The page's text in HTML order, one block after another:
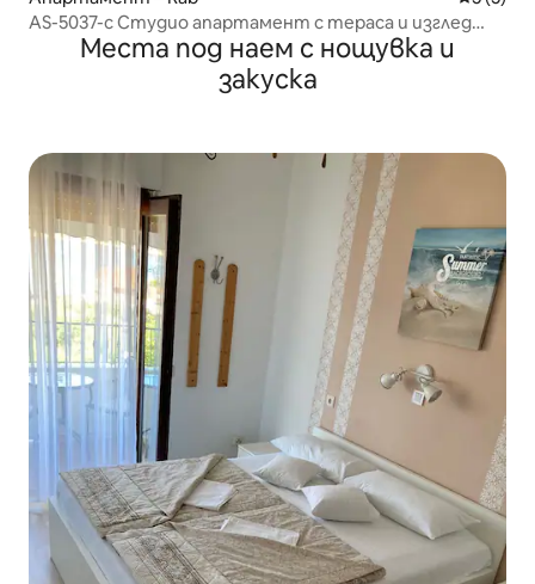
AS-5037-c Студио апартамент с тераса и изглед
към морето
Места под наем с нощувка и
закуска